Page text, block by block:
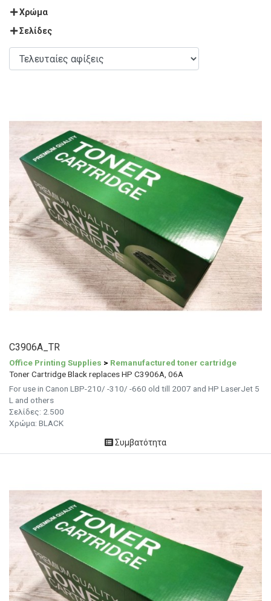
Χρώμα
Σελίδες
C3906A_TR
Office Printing Supplies > Remanufactured toner cartridge
Toner Cartridge Black replaces HP C3906A, 06A
For use in Canon LBP-210/ -310/ -660 old till 2007 and HP LaserJet 5
L and others
Σελίδες: 2.500
Χρώμα: BLACK
Συμβατότητα